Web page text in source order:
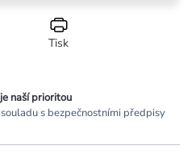
Tisk
naší prioritou
s bezpečnostními předpisy